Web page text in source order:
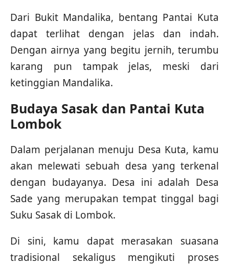
Dari Bukit Mandalika, bentang Pantai Kuta
dapat terlihat dengan jelas dan indah.
Dengan airnya yang begitu jernih, terumbu
karang pun tampak jelas, meski dari
ketinggian Mandalika.
Budaya Sasak dan Pantai Kuta
Lombok
Dalam perjalanan menuju Desa Kuta, kamu
akan melewati sebuah desa yang terkenal
dengan budayanya. Desa ini adalah Desa
Sade yang merupakan tempat tinggal bagi
Suku Sasak di Lombok.
Di sini, kamu dapat merasakan suasana
tradisional sekaligus mengikuti proses